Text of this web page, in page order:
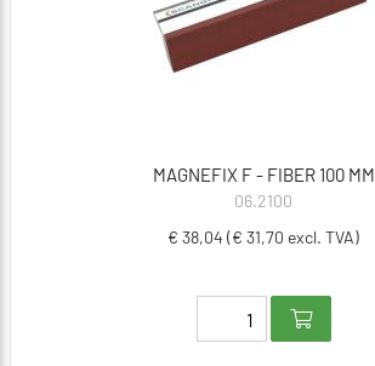
MAGNEFIX F - FIBER 100 MM
06.2100
€ 38,04 (€ 31,70 excl. TVA)